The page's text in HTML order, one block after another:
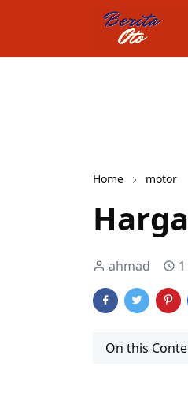
Home motor
ahmad
On this